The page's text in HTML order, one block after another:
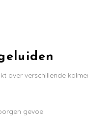
over verschillende
gevoel